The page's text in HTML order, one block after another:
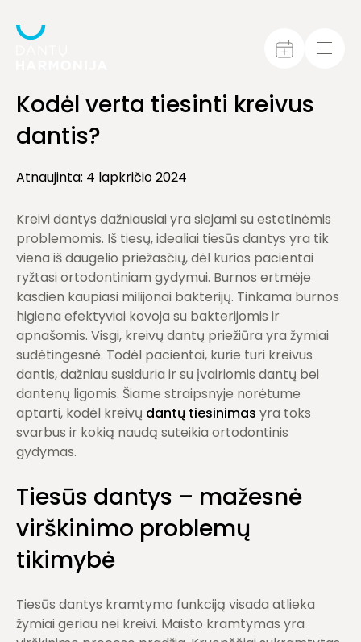
Kodėl verta tiesinti kreivus
dantis?
Atnaujinta: 4 lapkričio 2024
Kreivi dantys dažniausiai yra siejami su estetinėmis
problemomis. Iš tiesų, idealiai tiesūs dantys yra tik
viena iš daugelio priežasčių, dėl kurios pacientai
ryžtasi ortodontiniam gydymui. Burnos ertmėje
kasdien kaupiasi milijonai bakterijų. Tinkama burnos
higiena efektyviai kovoja su bakterijomis ir
apnašomis. Visgi, kreivų dantų priežiūra yra žymiai
sudėtingesnė. Todėl pacientai, kurie turi kreivus
dantis, dažniau susiduria ir su įvairiomis dantų bei
dantenų ligomis. Šiame straipsnyje norėtume
aptarti, kodėl kreivų dantų tiesinimas yra toks
svarbus ir kokią naudą suteikia ortodontinis
gydymas.
Tiesūs dantys – mažesnė
virškinimo problemų
tikimybė
Tiesūs dantys kramtymo funkciją visada atlieka
žymiai geriau nei kreivi. Maisto kramtymas yra